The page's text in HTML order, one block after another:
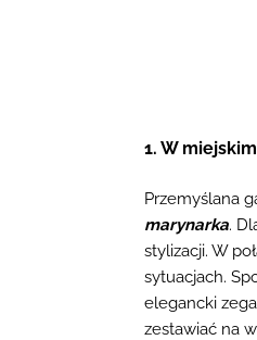
1. W
Przemyślana
marynarka.
stylizacji. W
sytuacjach.
elegancki
zestawiać na